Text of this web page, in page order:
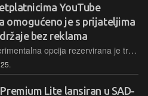
YouTube
omogućeno je s prijateljima
bez reklama
Nova eksperimentalna opcija rezervirana je trenutačno tek za odabrane pretplatnike iz nekoliko zemalja, a omogućava njihovim prijateljima nakratko iskusiti kako je to gledati YouTube uz pretplatu
Lite lansiran u SAD-